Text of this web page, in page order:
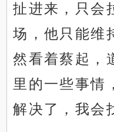
扯进来，只会
场，他只能维
然看着蔡起，
里的一些事情
解决了，我会